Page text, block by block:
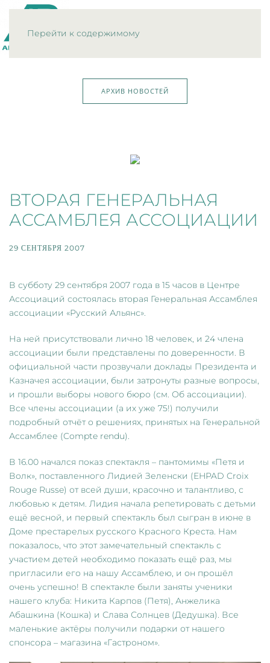
Перейти к содержимому
АРХИВ НОВОСТЕЙ
ВТОРАЯ ГЕНЕРАЛЬНАЯ
АССАМБЛЕЯ АССОЦИАЦИИ
29 СЕНТЯБРЯ 2007
В субботу 29 сентября 2007 года в 15 часов в Центре
Ассоциаций состоялась вторая Генеральная Ассамблея
ассоциации «Русский Альянс».
На ней присутствовали лично 18 человек, и 24 члена
ассоциации были представлены по доверенности. В
официальной части прозвучали доклады Президента и
Казначея ассоциации, были затронуты разные вопросы,
и прошли выборы нового бюро (см. Об ассоциации).
Все члены ассоциации (а их уже 75!) получили
подробный отчёт о решениях, принятых на Генеральной
Ассамблее (Compte rendu).
В 16.00 начался показ спектакля – пантомимы «Петя и
Волк», поставленного Лидией Зеленски (EHPAD Croix
Rouge Russe) от всей души, красочно и талантливо, с
любовью к детям. Лидия начала репетировать с детьми
ещё весной, и первый спектакль был сыгран в июне в
Доме престарелых русского Красного Креста. Нам
показалось, что этот замечательный спектакль с
участием детей необходимо показать ещё раз, мы
пригласили его на нашу Ассамблею, и он прошёл
очень успешно! В спектакле были заняты ученики
нашего клуба: Никита Карпов (Петя), Анжелика
Абашкина (Кошка) и Слава Солнцев (Дедушка). Все
маленькие актёры получили подарки от нашего
спонсора – магазина «Гастроном».